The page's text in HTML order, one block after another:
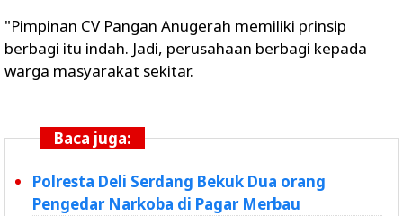
"Pimpinan CV Pangan Anugerah memiliki prinsip
berbagi itu indah. Jadi, perusahaan berbagi kepada
warga masyarakat sekitar.
Baca juga:
Polresta Deli Serdang Bekuk Dua orang
Pengedar Narkoba di Pagar Merbau